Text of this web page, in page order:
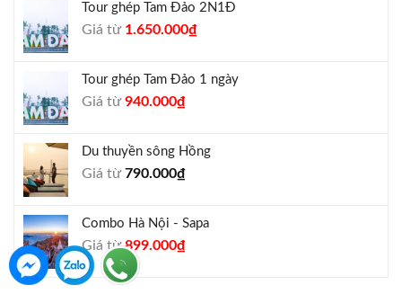
1.300.000₫.là:
Tour ghép Tam Đảo 2N1Đ
Giá từ Giá
1.800.000₫.
1.650.000₫Giá
là:
Tour ghép Tam Đảo 1 ngày
Giá từGiá
1.000.000₫.
940.000₫Giá
là:
Du thuyền sông Hồng
Giá từ790.000₫
Combo Hà Nội - Sapa
Giá từGiá
gốc
là:
899.000₫Giá